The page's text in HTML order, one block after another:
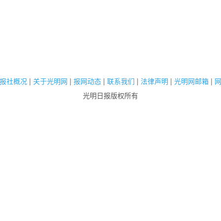
社概况 | 关于光明网 | 报网动态 | 联系我们 | 法律声明 | 光明网邮箱 |
光明日报版权所有